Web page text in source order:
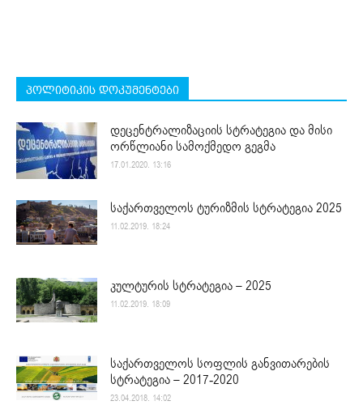
პოლიტიკის დოკუმენტები
დეცენტრალიზაციის სტრატეგია და მისი
ორწლიანი სამოქმედო გეგმა
17.01.2020. 13:16
საქართველოს ტურიზმის სტრატეგია 2025
11.02.2019. 18:24
კულტურის სტრატეგია – 2025
11.02.2019. 18:09
საქართველოს სოფლის განვითარების
სტრატეგია – 2017-2020
23.04.2018. 14:02